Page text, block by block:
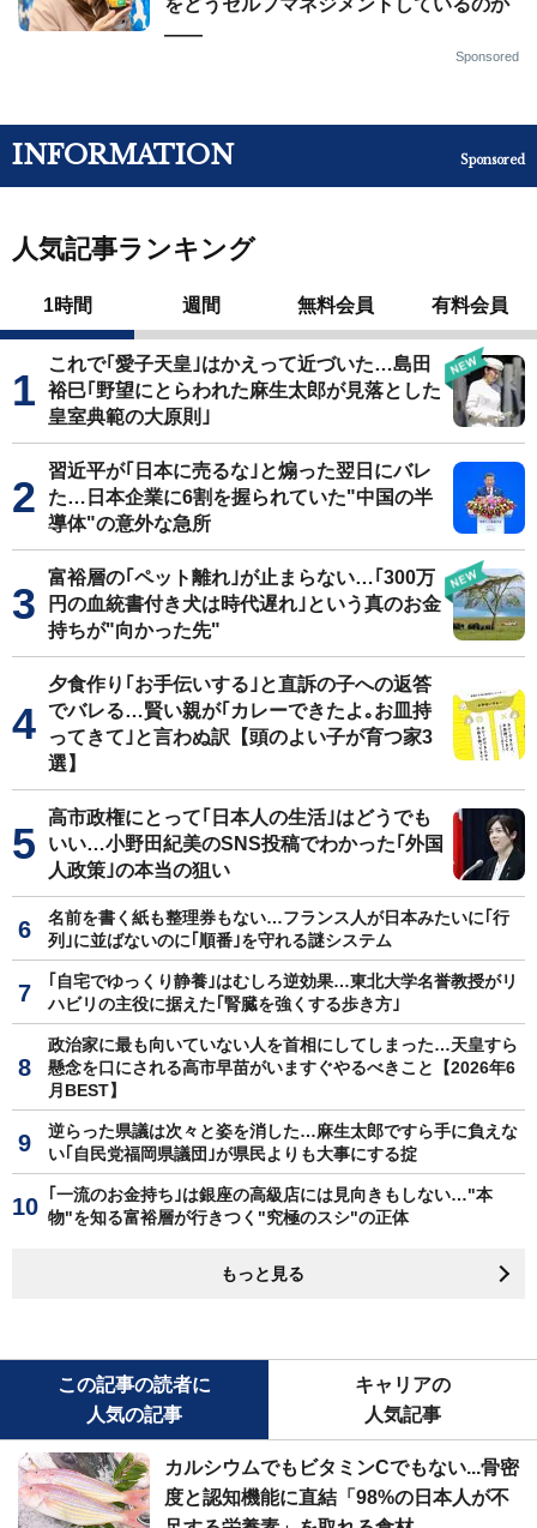
——
Sponsored
INFORMATION Sponsored
人気記事ランキング
1時間 週間 無料会員 有料会員
これで｢愛子天皇｣はかえって近づいた…島田
裕巳｢野望にとらわれた麻生太郎が見落とした
皇室典範の大原則｣
習近平が｢日本に売るな｣と煽った翌日にバレ
た…日本企業に6割を握られていた"中国の半
導体"の意外な急所
富裕層の｢ペット離れ｣が止まらない…｢300万
円の血統書付き犬は時代遅れ｣という真のお金
持ちが"向かった先"
夕食作り｢お手伝いする｣と直訴の子への返答
でバレる…賢い親が｢カレーできたよ｡お皿持
ってきて｣と言わぬ訳【頭のよい子が育つ家3
選】
高市政権にとって｢日本人の生活｣はどうでも
いい…小野田紀美のSNS投稿でわかった｢外国
人政策｣の本当の狙い
名前を書く紙も整理券もない…フランス人が日本みたいに｢行
列｣に並ばないのに｢順番｣を守れる謎システム
｢自宅でゆっくり静養｣はむしろ逆効果…東北大学名誉教授がリ
ハビリの主役に据えた｢腎臓を強くする歩き方｣
政治家に最も向いていない人を首相にしてしまった…天皇すら
懸念を口にされる高市早苗がいますぐやるべきこと【2026年6
月BEST】
逆らった県議は次々と姿を消した…麻生太郎ですら手に負えな
い｢自民党福岡県議団｣が県民よりも大事にする掟
｢一流のお金持ち｣は銀座の高級店には見向きもしない…"本
物"を知る富裕層が行きつく"究極のスシ"の正体
もっと見る
この記事の読者に
人気の記事
キャリアの
人気記事
カルシウムでもビタミンCでもない...骨密
度と認知機能に直結「98%の日本人が不